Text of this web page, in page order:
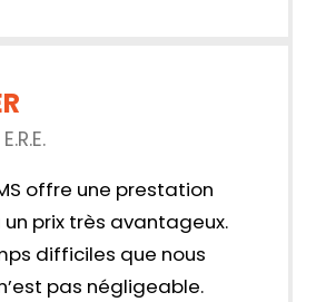
offre une prestation
prix très avantageux.
difficiles que nous
pas négligeable.